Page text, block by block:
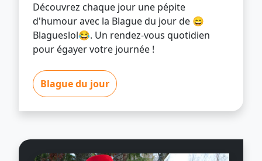
Découvrez chaque jour une pépite
d'humour avec la Blague du jour de 😄
Blagueslol😂. Un rendez-vous quotidien
pour égayer votre journée !
Blague du jour